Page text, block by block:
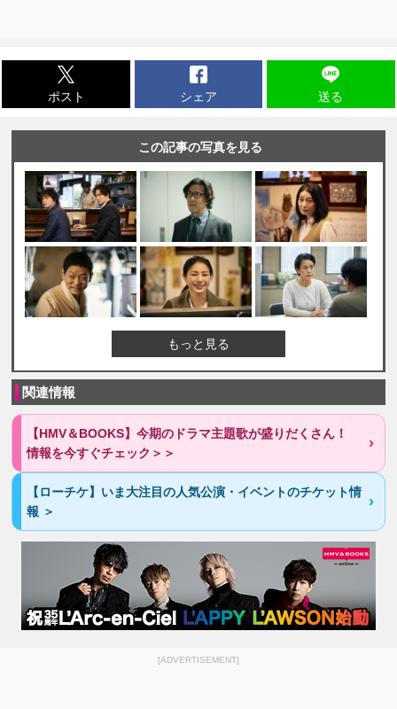
ポスト シェア 送る
この記事の写真を見る
もっと見る
関連情報
【HMV＆BOOKS】今期のドラマ主題歌が盛りだくさん！
情報を今すぐチェック＞＞
【ローチケ】いま大注目の人気公演・イベントのチケット情
報 ＞
[ADVERTISEMENT]